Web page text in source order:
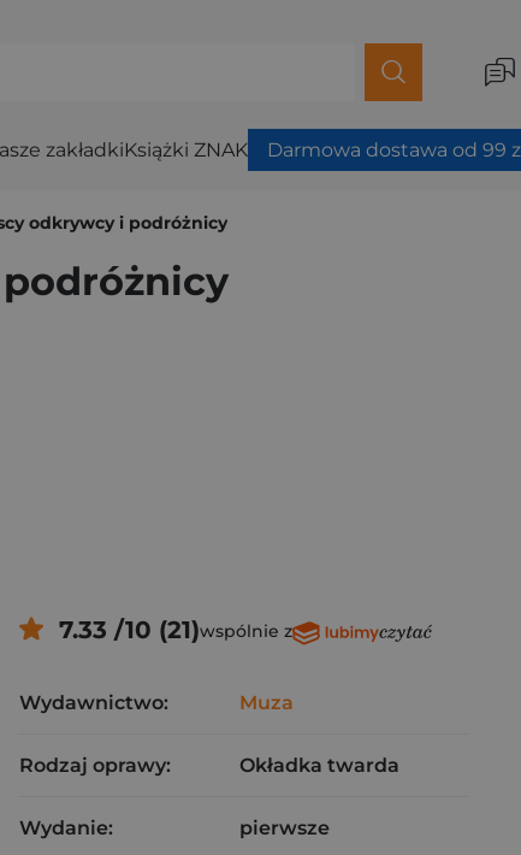
zakładkiKsiążki ZNAK Darmowa dostawa od 99
odkrywcy i podróżnicy
7.33 /10 (21)wspólnie z
Wydawnictwo: Muza
Rodzaj oprawy: Okładka twarda
Wydanie: pierwsze